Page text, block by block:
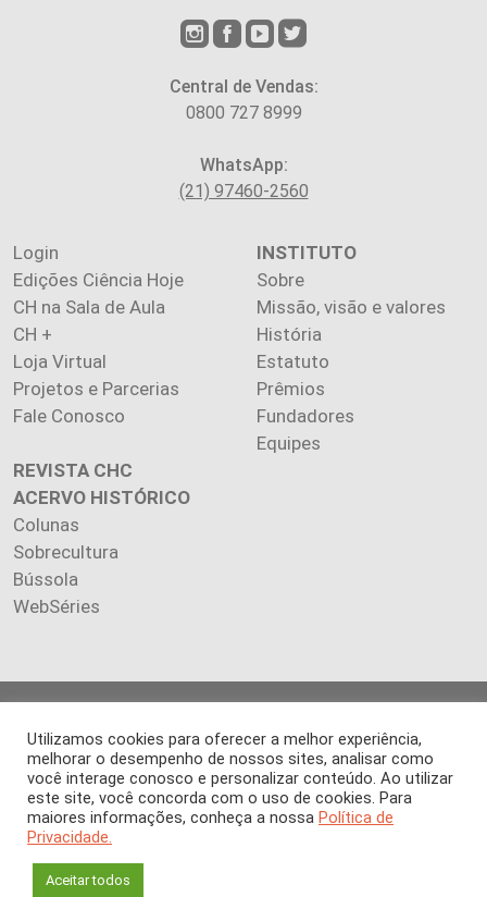
Central de Vendas:
0800 727 8999
WhatsApp:
(21) 97460-2560
Login
Edições Ciência Hoje
CH na Sala de Aula
CH +
Loja Virtual
Projetos e Parcerias
Fale Conosco
INSTITUTO
Sobre
Missão, visão e valores
História
Estatuto
Prêmios
Fundadores
Equipes
REVISTA CHC
ACERVO HISTÓRICO
Colunas
Sobrecultura
Bússola
WebSéries
reservados.
Os artigos publicados na revista refletem exclusivamente a
opinião de seus autores.
É proibida a reprodução, integral ou parcial, do conteúdo (imagens
Utilizamos cookies para oferecer a melhor experiência,
melhorar o desempenho de nossos sites, analisar como
você interage conosco e personalizar conteúdo. Ao utilizar
este site, você concorda com o uso de cookies. Para
maiores informações, conheça a nossa Política de
Privacidade.
Aceitar todos